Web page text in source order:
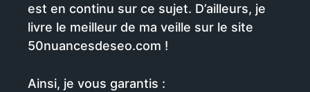
est en continu sur ce sujet. D’ailleurs, je
livre le meilleur de ma veille sur le site
50nuancesdeseo.com !
Ainsi, je vous garantis :